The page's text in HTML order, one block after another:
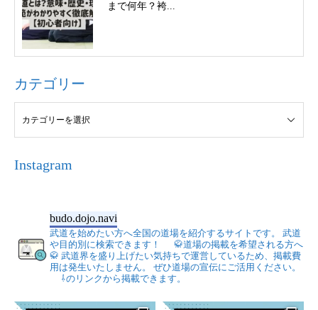
まで何年？袴...
カテゴリー
Instagram
budo.dojo.navi
武道を始めたい方へ全国の道場を紹介するサイトです。
武道
や目的別に検索できます！
🥋道場の掲載を希望される方へ
🥋 武道界を盛り上げたい気持ちで運営しているため、掲載費
用は発生いたしません。
ぜひ道場の宣伝にご活用ください。
⇩のリンクから掲載できます。